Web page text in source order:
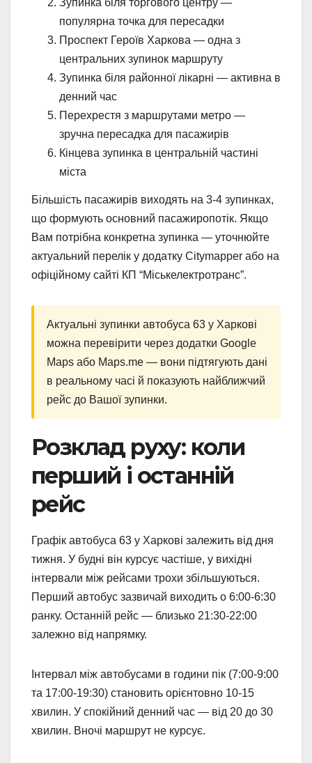
Зупинка біля торгового центру —
популярна точка для пересадки
Проспект Героїв Харкова — одна з
центральних зупинок маршруту
Зупинка біля районної лікарні — активна в
денний час
Перехрестя з маршрутами метро —
зручна пересадка для пасажирів
Кінцева зупинка в центральній частині
міста
Більшість пасажирів виходять на 3-4 зупинках,
що формують основний пасажиропотік. Якщо
Вам потрібна конкретна зупинка — уточнюйте
актуальний перелік у додатку Citymapper або на
офіційному сайті КП “Міськелектротранс”.
Актуальні зупинки автобуса 63 у Харкові
можна перевірити через додатки Google
Maps або Maps.me — вони підтягують дані
в реальному часі й показують найближчий
рейс до Вашої зупинки.
Розклад руху: коли
перший і останній
рейс
Графік автобуса 63 у Харкові залежить від дня
тижня. У будні він курсує частіше, у вихідні
інтервали між рейсами трохи збільшуються.
Перший автобус зазвичай виходить о 6:00-6:30
ранку. Останній рейс — близько 21:30-22:00
залежно від напрямку.
Інтервал між автобусами в години пік (7:00-9:00
та 17:00-19:30) становить орієнтовно 10-15
хвилин. У спокійний денний час — від 20 до 30
хвилин. Вночі маршрут не курсує.